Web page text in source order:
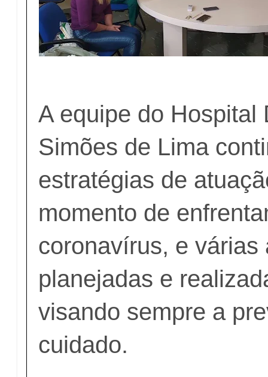
A equipe do Hospital
Simões de Lima
estratégias de
momento de
coronavírus, e várias
planejadas e
visando sempre a
cuidado.